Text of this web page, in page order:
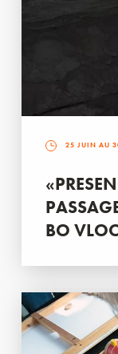
25 JUIN AU
BO